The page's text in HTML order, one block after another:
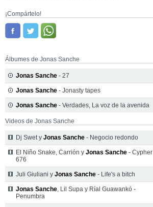
¡Compártelo!
Álbumes de Jonas Sanche
Jonas Sanche - 27
Jonas Sanche - Jonasty tapes
Jonas Sanche - Verdades, La voz de la avenida
Videos de Jonas Sanche
Dj Swet y Jonas Sanche - Negocio redondo
El Niño Snake, Carrión y Jonas Sanche - Cypher
676
Juli Giuliani y Jonas Sanche - Life's a bitch
Jonas Sanche, Lil Supa y Ríal Guawankó -
Penumbra